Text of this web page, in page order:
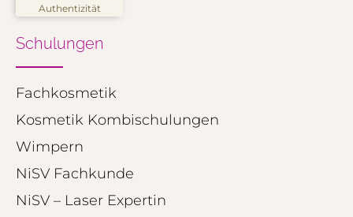
Authentizität
374
anderen Quellen
Blick aufs ProvenExpert-Profil werfen
Schulungen
Fachkosmetik
Kosmetik Kombischulungen
Wimpern
NiSV Fachkunde
NiSV – Laser Expertin